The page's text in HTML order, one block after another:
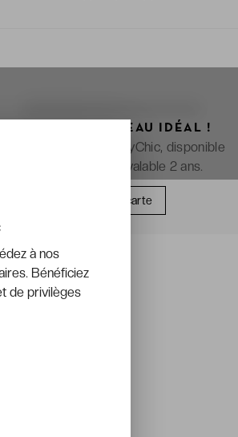
OFFREZ LE CADEAU IDÉAL !
La e-carte cadeau VeryChic, disponible
immédiatement et valable 2 ans.
Offrir une carte
à nos
Bénéficiez
de privilèges